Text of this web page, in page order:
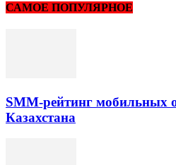
САМОЕ ПОПУЛЯРНОЕ
SMM-рейтинг мобильных
Казахстана